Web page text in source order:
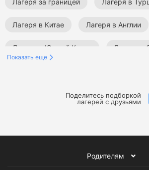
Лагеря за границей Лагеря в
Лагеря в Китае Лагеря в Англии
Лагеря в Южной Корее Лагеря в
Детские образовательные лагеря
Детские творческие лагеря
Показать еще
Поделитесь подборкой
лагерей с друзьями
Родителям